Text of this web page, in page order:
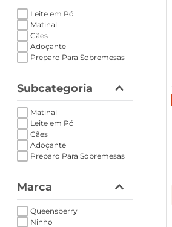
Leite em Pó
Matinal
Cães
Adoçante
Preparo Para Sobremesas
Subcategoria
Matinal
Leite em Pó
Cães
Adoçante
Preparo Para Sobremesas
Marca
Queensberry
Ninho